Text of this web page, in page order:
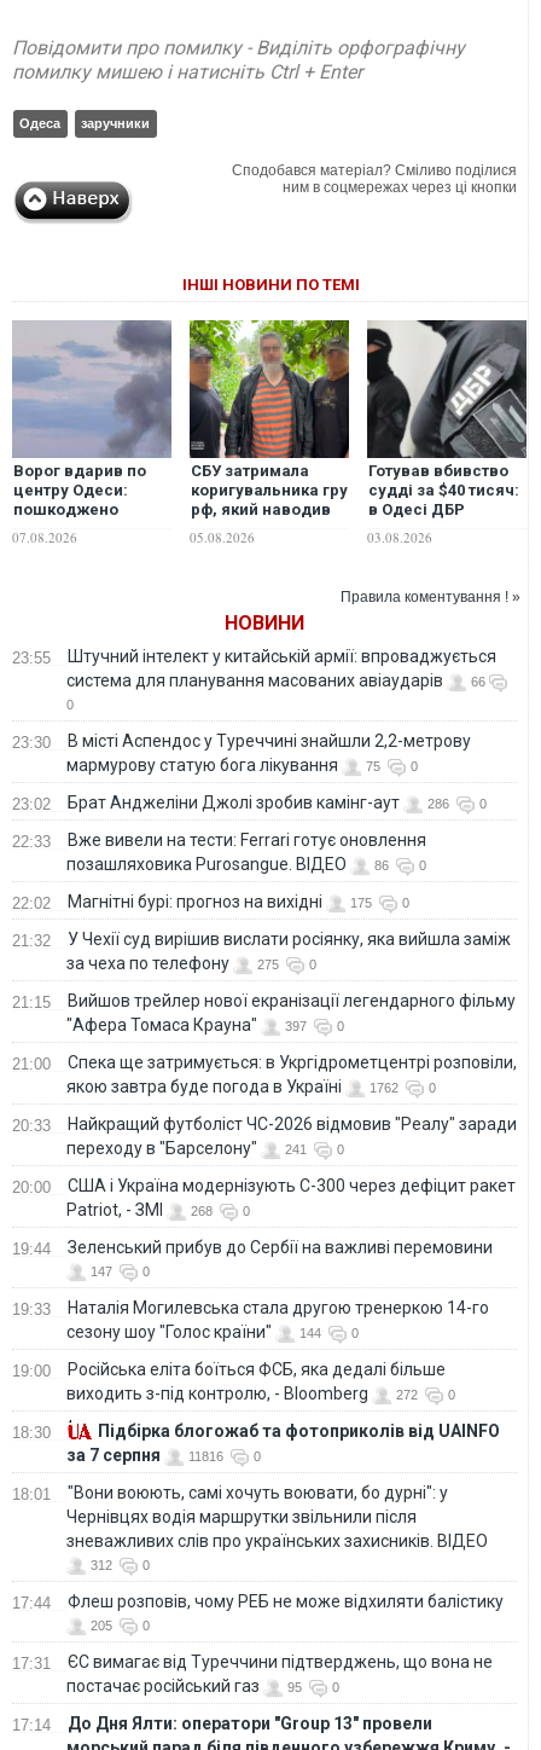
Повідомити про помилку - Виділіть орфографічну
помилку мишею і натисніть Ctrl + Enter
Одеса заручники
Сподобався матеріал? Сміливо поділися
ним в соцмережах через ці кнопки
ІНШІ НОВИНИ ПО ТЕМІ
Ворог вдарив по
центру Одеси:
пошкоджено
футбольний
стадіон
07.08.2026
СБУ затримала
коригувальника гру
рф, який наводив
ворожі удари по
Силах оборони в
05.08.2026
Готував вбивство
судді за $40 тисяч:
в Одесі ДБР
затримало
організатора
03.08.2026
Правила коментування ! »
НОВИНИ
23:55
Штучний інтелект у китайській армії: впроваджується
система для планування масованих авіаударів
66
0
23:30
В місті Аспендос у Туреччині знайшли 2,2-метрову
мармурову статую бога лікування
75 0
23:02 Брат Анджеліни Джолі зробив камінг-аут 286 0
22:33
Вже вивели на тести: Ferrari готує оновлення
позашляховика Purosangue. ВІДЕО
86 0
22:02 Магнітні бурі: прогноз на вихідні 175 0
21:32
У Чехії суд вирішив вислати росіянку, яка вийшла заміж
за чеха по телефону
275 0
21:15
Вийшов трейлер нової екранізації легендарного фільму
"Афера Томаса Крауна"
397 0
21:00
Спека ще затримується: в Укргідрометцентрі розповіли,
якою завтра буде погода в Україні
1762 0
20:33
Найкращий футболіст ЧС-2026 відмовив "Реалу" заради
переходу в "Барселону"
241 0
20:00
США і Україна модернізують С-300 через дефіцит ракет
Patriot, - ЗМІ
268 0
19:44 Зеленський прибув до Сербії на важливі перемовини
147 0
19:33
Наталія Могилевська стала другою тренеркою 14-го
сезону шоу "Голос країни"
144 0
19:00
Російська еліта боїться ФСБ, яка дедалі більше
виходить з-під контролю, - Bloomberg
272 0
18:30
Підбірка блогожаб та фотоприколів від UAINFO
за 7 серпня
11816 0
18:01
"Вони воюють, самі хочуть воювати, бо дурні": у
Чернівцях водія маршрутки звільнили після
зневажливих слів про українських захисників. ВІДЕО
312 0
17:44 Флеш розповів, чому РЕБ не може відхиляти балістику
205 0
17:31
ЄС вимагає від Туреччини підтверджень, що вона не
постачає російський газ
95 0
17:14
До Дня Ялти: оператори "Group 13" провели